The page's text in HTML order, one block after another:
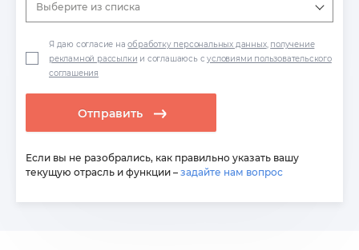
Выберите из списка
Я даю согласие наобработку персональных данных, получение
рекламной рассылки и соглашаюсь сусловиями пользовательского
соглашения
Отправить
Если вы не разобрались, как правильно указать вашу
текущую отрасль и функции – задайте нам вопрос